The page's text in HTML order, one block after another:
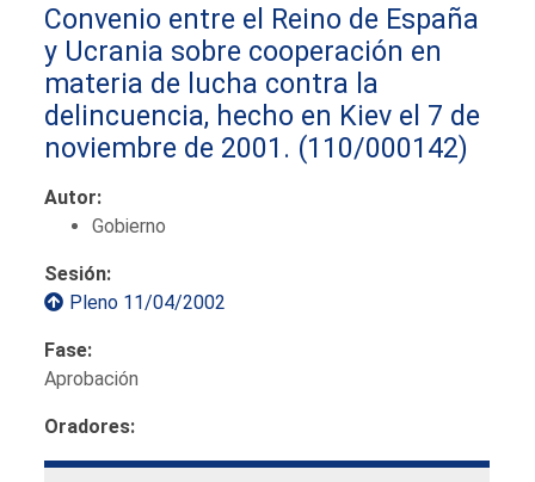
Convenio entre el Reino de España
y Ucrania sobre cooperación en
materia de lucha contra la
delincuencia, hecho en Kiev el 7 de
noviembre de 2001. (110/000142)
Autor:
Gobierno
Sesión:
Pleno 11/04/2002
Fase:
Aprobación
Oradores: